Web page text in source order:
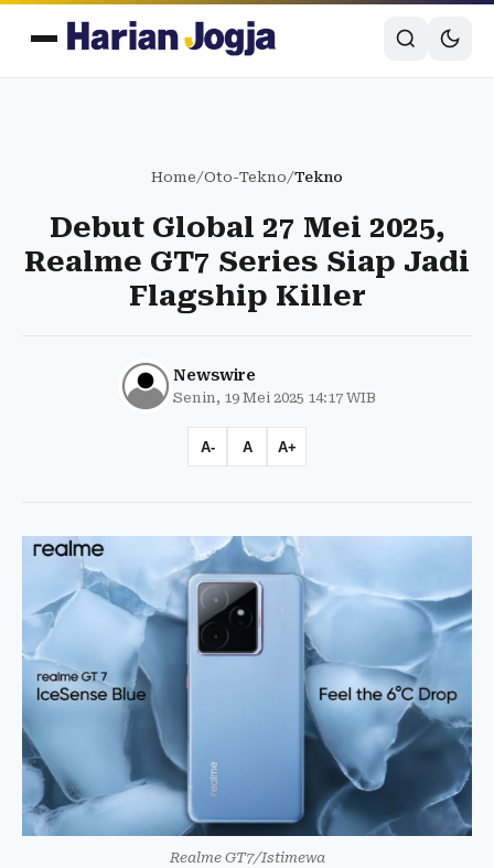
Home/Oto-Tekno/Tekno
Debut Global 27 Mei 2025,
Realme GT7 Series Siap Jadi
Flagship Killer
Newswire
Senin, 19 Mei 2025 14:17 WIB
A- A A+
Realme GT7/Istimewa